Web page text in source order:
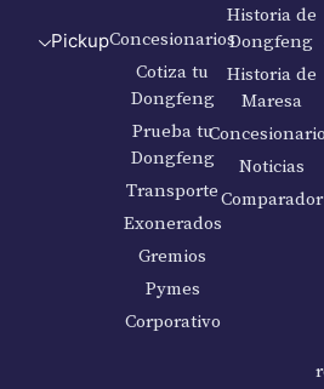
PickupConcesionarios
Cotiza tu
Dongfeng
Prueba tu
Dongfeng
Transporte
Exonerados
Gremios
Pymes
Corporativo
Historia de
Dongfeng
Historia de
Maresa
Noticias
Comparador